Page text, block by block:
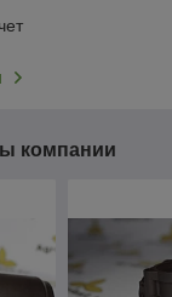
компании